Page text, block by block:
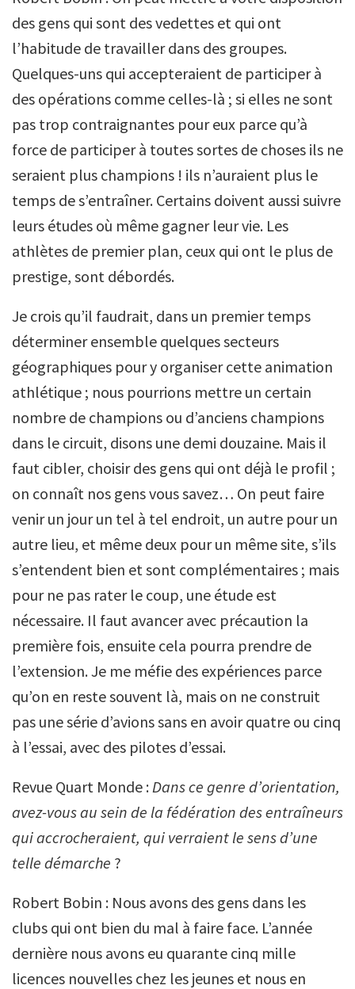
des gens qui sont des vedettes et qui ont
l’habitude de travailler dans des groupes.
Quelques-uns qui accepteraient de participer à
des opérations comme celles-là ; si elles ne sont
pas trop contraignantes pour eux parce qu’à
force de participer à toutes sortes de choses ils ne
seraient plus champions ! ils n’auraient plus le
temps de s’entraîner. Certains doivent aussi suivre
leurs études où même gagner leur vie. Les
athlètes de premier plan, ceux qui ont le plus de
prestige, sont débordés.
Je crois qu’il faudrait, dans un premier temps
déterminer ensemble quelques secteurs
géographiques pour y organiser cette animation
athlétique ; nous pourrions mettre un certain
nombre de champions ou d’anciens champions
dans le circuit, disons une demi douzaine. Mais il
faut cibler, choisir des gens qui ont déjà le profil ;
on connaît nos gens vous savez… On peut faire
venir un jour un tel à tel endroit, un autre pour un
autre lieu, et même deux pour un même site, s’ils
s’entendent bien et sont complémentaires ; mais
pour ne pas rater le coup, une étude est
nécessaire. Il faut avancer avec précaution la
première fois, ensuite cela pourra prendre de
l’extension. Je me méfie des expériences parce
qu’on en reste souvent là, mais on ne construit
pas une série d’avions sans en avoir quatre ou cinq
à l’essai, avec des pilotes d’essai.
Revue Quart Monde :Dans ce genre d’orientation,
avez-vous au sein de la fédération des entraîneurs
qui accrocheraient, qui verraient le sens d’une
telle démarche ?
Robert Bobin : Nous avons des gens dans les
clubs qui ont bien du mal à faire face. L’année
dernière nous avons eu quarante cinq mille
licences nouvelles chez les jeunes et nous en